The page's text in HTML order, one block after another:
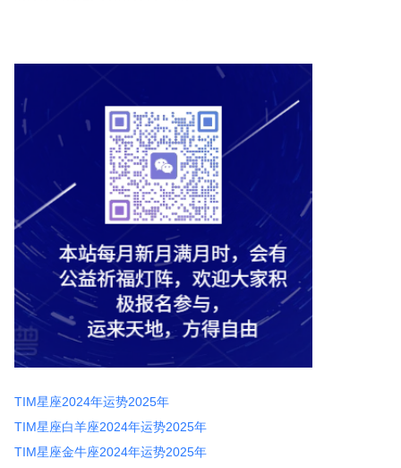
TIM星座2024年运势2025年
TIM星座白羊座2024年运势2025年
TIM星座金牛座2024年运势2025年